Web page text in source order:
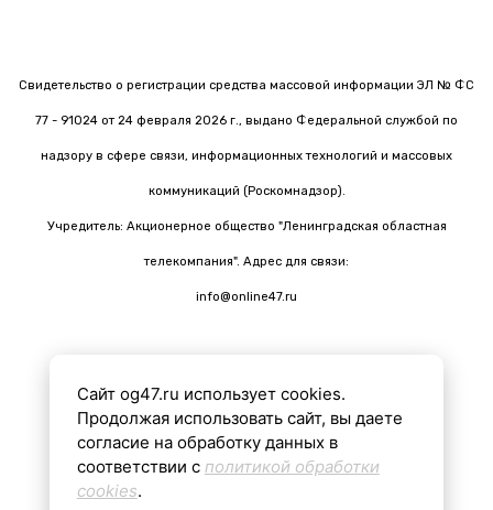
Свидетельство о регистрации средства массовой информации ЭЛ № ФС
77 - 91024 от 24 февраля 2026 г., выдано Федеральной службой по
надзору в сфере связи, информационных технологий и массовых
коммуникаций (Роскомнадзор).
Учредитель: Акционерное общество "Ленинградская областная
телекомпания". Адрес для связи:
info@online47.ru
Все материалы на сайте подготовлены с помощью ИИ
16+
Сайт og47.ru использует cookies.
Продолжая использовать сайт, вы даете
согласие на обработку данных в
соответствии с политикой обработки
cookies.